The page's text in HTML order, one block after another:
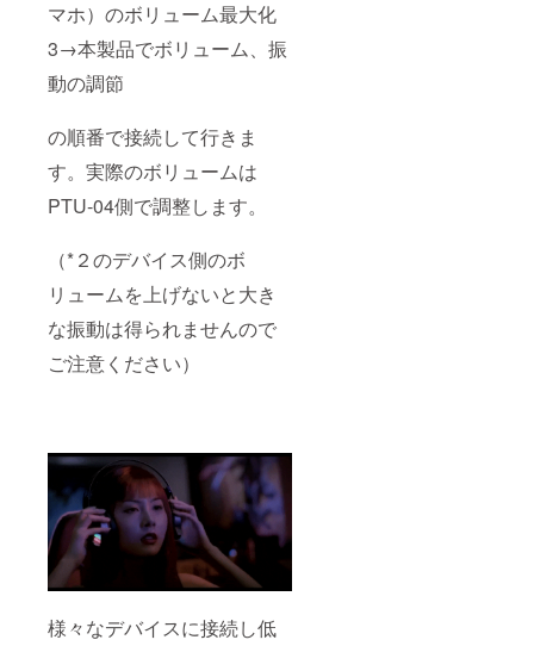
マホ）のボリューム最大化
3→本製品でボリューム、振
動の調節
の順番で接続して行きま
す。実際のボリュームは
PTU-04側で調整します。
（*２のデバイス側のボ
リュームを上げないと大き
な振動は得られませんので
ご注意ください）
様々なデバイスに接続し低